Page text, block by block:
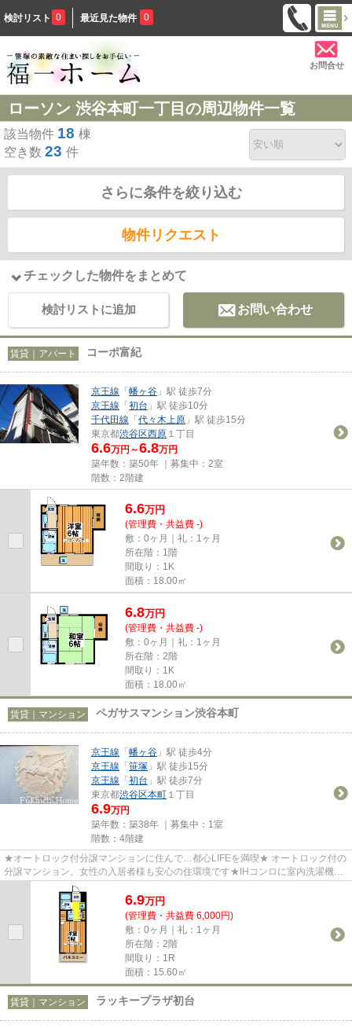
検討リスト 0 最近見た物件 0
お問合せ
ローソン 渋谷本町一丁目の周辺物件一覧
該当物件 18 棟
空き数 23 件
さらに条件を絞り込む
物件リクエスト
チェックした物件をまとめて
検討リストに追加 お問い合わせ
賃貸｜アパート コーポ富紀
京王線 「幡ヶ谷 」駅 徒歩7分
京王線 「初台 」駅 徒歩10分
千代田線 「代々木上原 」駅 徒歩15分
東京都渋谷区西原 １丁目
6.6万円～6.8万円
築年数：築50年 ｜募集中： 2室
階数：2階建
6.6万円
(管理費・共益費 -)
敷：0ヶ月｜礼：1ヶ月
所在階：1階
間取り：1K
面積：18.00㎡
6.8万円
(管理費・共益費 -)
敷：0ヶ月｜礼：1ヶ月
所在階：2階
間取り：1K
面積：18.00㎡
賃貸｜マンション ペガサスマンション渋谷本町
京王線 「幡ヶ谷 」駅 徒歩4分
京王線 「笹塚 」駅 徒歩15分
京王線 「初台 」駅 徒歩7分
東京都渋谷区本町 １丁目
6.9万円
築年数：築38年 ｜募集中： 1室
階数：4階建
★オートロック付分譲マンションに住んで…都心LIFEを満喫★ オートロック付の
分譲マンション。女性の入居者様も安心の住環境です★IHコンロに室内洗濯機置
き場と…嬉しい水周り設備も充実...
6.9万円
(管理費・共益費 6,000円)
敷：0ヶ月｜礼：1ヶ月
所在階：2階
間取り：1R
面積：15.60㎡
賃貸｜マンション ラッキープラザ初台